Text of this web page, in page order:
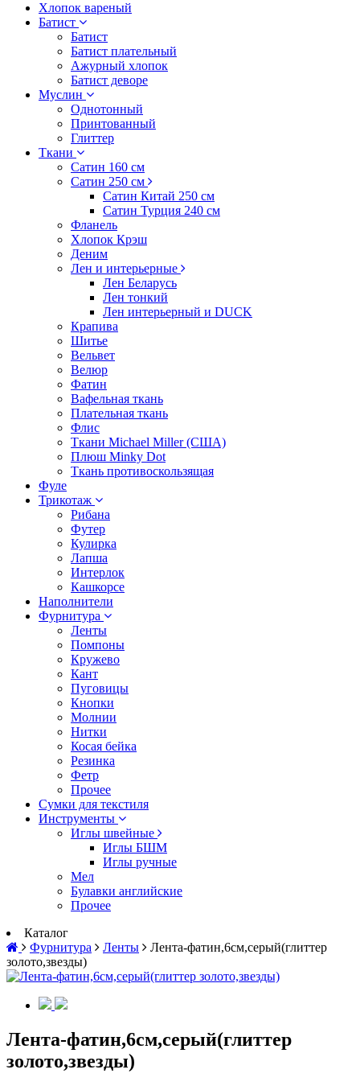
Хлопок вареный
Батист
Батист
Батист плательный
Ажурный хлопок
Батист деворе
Муслин
Однотонный
Принтованный
Глиттер
Ткани
Сатин 160 см
Сатин 250 см
Сатин Китай 250 см
Сатин Турция 240 см
Фланель
Хлопок Крэш
Деним
Лен и интерьерные
Лен Беларусь
Лен тонкий
Лен интерьерный и DUCK
Крапива
Шитье
Вельвет
Велюр
Фатин
Вафельная ткань
Плательная ткань
Флис
Ткани Michael Miller (США)
Плюш Minky Dot
Ткань противоскользящая
Фуле
Трикотаж
Рибана
Футер
Кулирка
Лапша
Интерлок
Кашкорсе
Наполнители
Фурнитура
Ленты
Помпоны
Кружево
Кант
Пуговицы
Кнопки
Молнии
Нитки
Косая бейка
Резинка
Фетр
Прочее
Сумки для текстиля
Инструменты
Иглы швейные
Иглы БШМ
Иглы ручные
Мел
Булавки английские
Прочее
Каталог
Фурнитура
Ленты
Лента-фатин,6см,серый(глиттер
золото,звезды)
Лента-фатин,6см,серый(глиттер
золото,звезды)